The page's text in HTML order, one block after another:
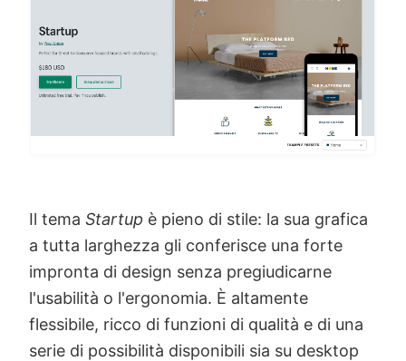
Il tema Startup è pieno di stile: la sua grafica
a tutta larghezza gli conferisce una forte
impronta di design senza pregiudicarne
l'usabilità o l'ergonomia. È altamente
flessibile, ricco di funzioni di qualità e di una
serie di possibilità disponibili sia su desktop